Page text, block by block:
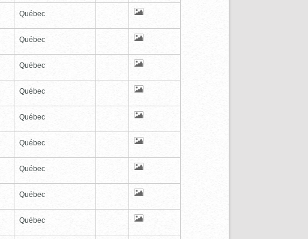
Québec
Québec
Québec
Québec
Québec
Québec
Québec
Québec
Québec